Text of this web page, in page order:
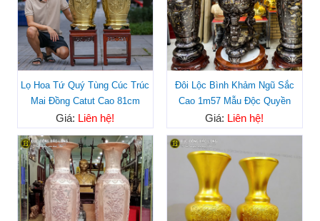
Lọ Hoa Tứ Quý Tùng Cúc Trúc
Mai Đồng Catut Cao 81cm
Giá: Liên hệ!
Đôi Lộc Bình Khảm Ngũ Sắc
Cao 1m57 Mẫu Độc Quyền
Giá: Liên hệ!